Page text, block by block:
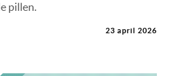
pillen.
23 april 2026